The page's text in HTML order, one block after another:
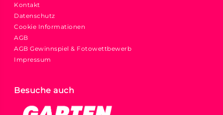
Kontakt
Datenschutz
Cookie Informationen
AGB
AGB Gewinnspiel & Fotowettbewerb
Impressum
Besuche auch